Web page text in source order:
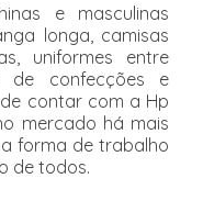
e masculinas
longa, camisas
uniformes entre
de confecções e
contar com a Hp
mercado há mais
forma de trabalho
de todos.